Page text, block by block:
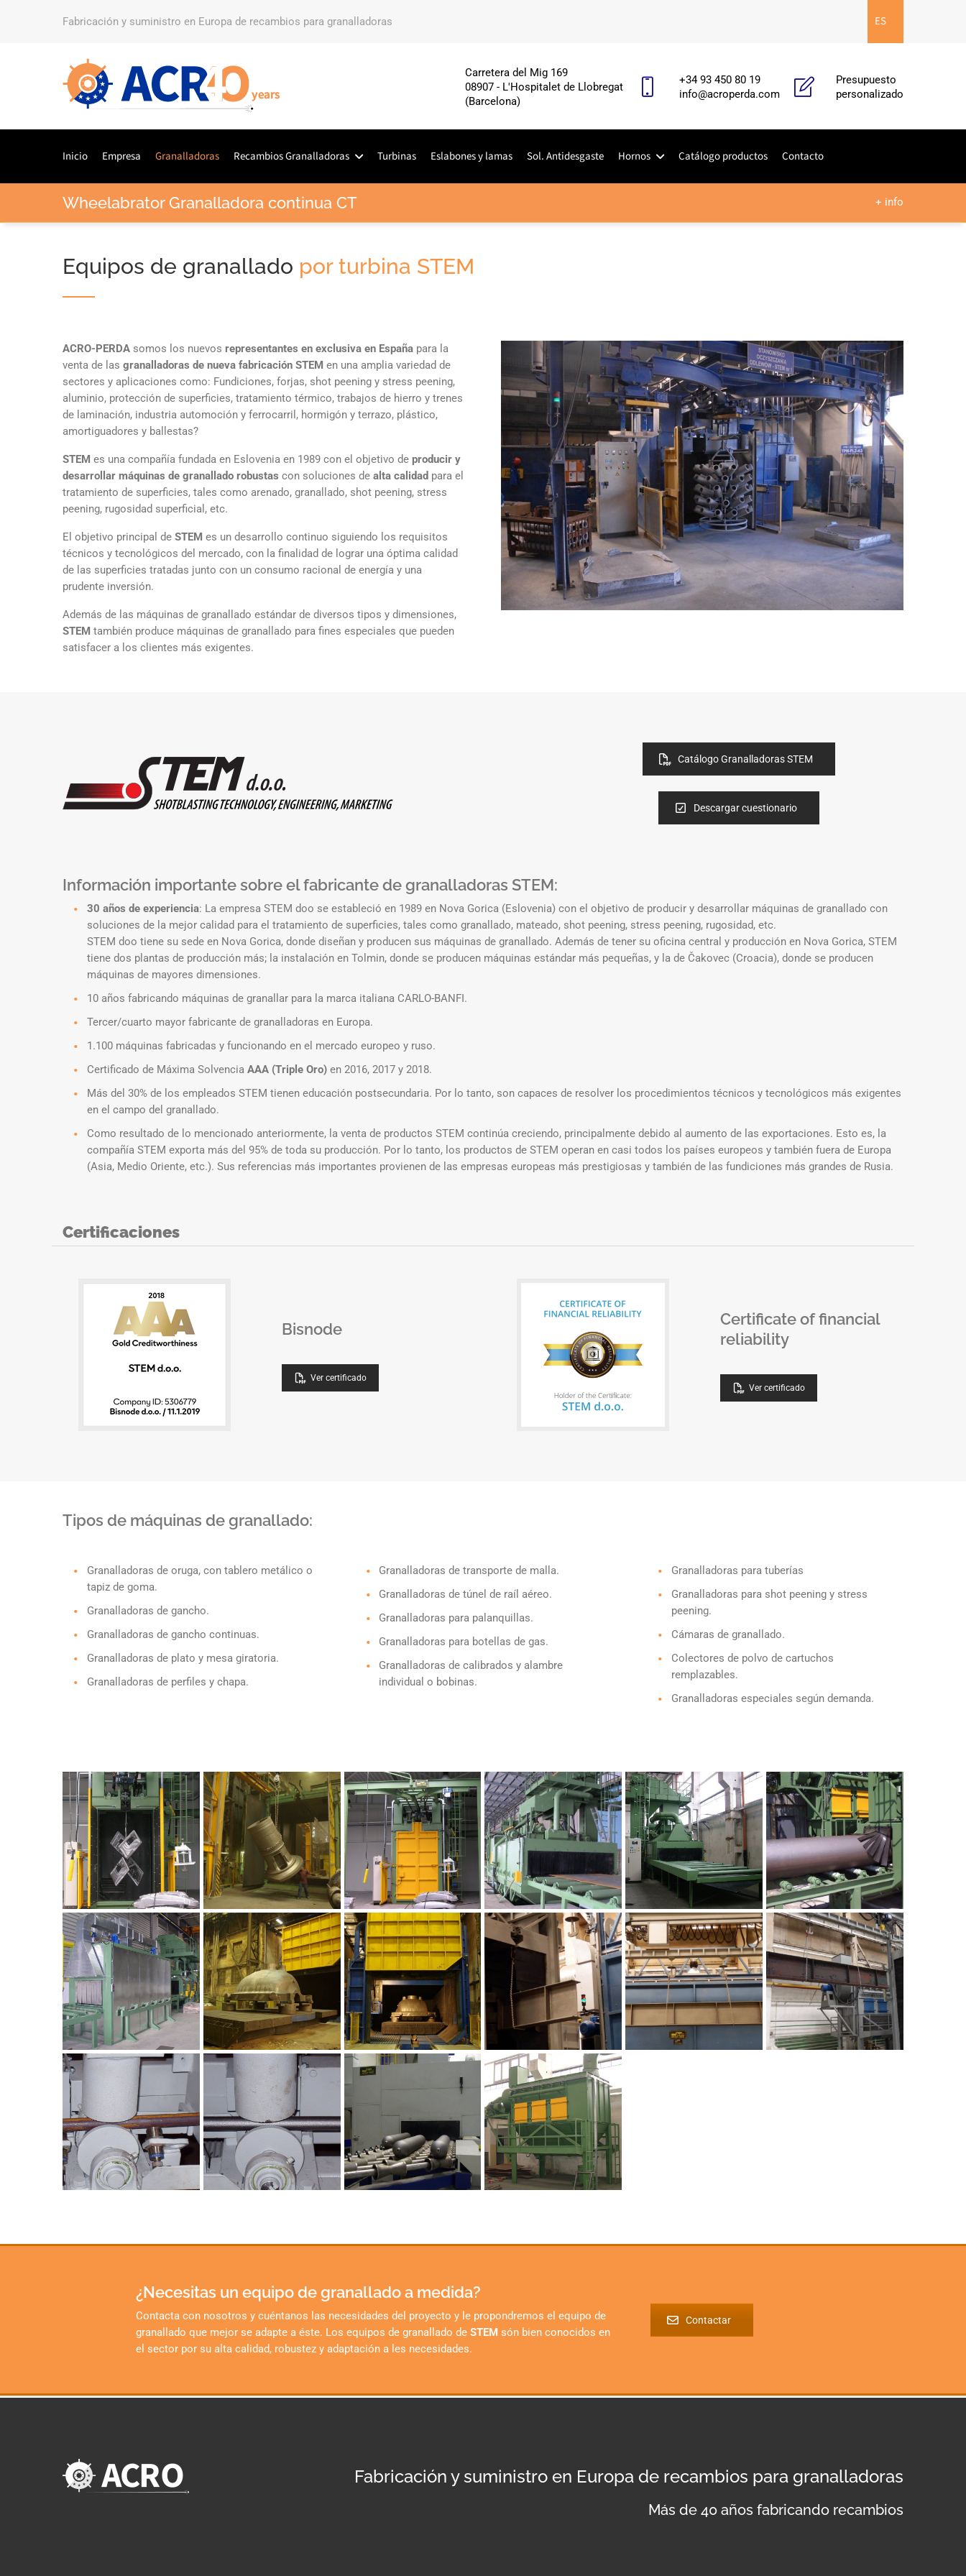
Fabricación y suministro en Europa de recambios para granalladoras ES
Carretera del Mig 169
08907 - L'Hospitalet de Llobregat
(Barcelona)
+34 93 450 80 19
info@acroperda.com
Presupuesto
personalizado
Inicio Empresa Granalladoras Recambios Granalladoras Turbinas Eslabones y lamas Sol. Antidesgaste Hornos Catálogo productos Contacto
Wheelabrator Granalladora continua CT + info
Equipos de granallado por turbina STEM
ACRO-PERDA somos los nuevos representantes en exclusiva en España para la
venta de las granalladoras de nueva fabricación STEM en una amplia variedad de
sectores y aplicaciones como: Fundiciones, forjas, shot peening y stress peening,
aluminio, protección de superficies, tratamiento térmico, trabajos de hierro y trenes
de laminación, industria automoción y ferrocarril, hormigón y terrazo, plástico,
amortiguadores y ballestas?
STEM es una compañía fundada en Eslovenia en 1989 con el objetivo de producir y
desarrollar máquinas de granallado robustas con soluciones de alta calidad para el
tratamiento de superficies, tales como arenado, granallado, shot peening, stress
peening, rugosidad superficial, etc.
El objetivo principal de STEM es un desarrollo continuo siguiendo los requisitos
técnicos y tecnológicos del mercado, con la finalidad de lograr una óptima calidad
de las superficies tratadas junto con un consumo racional de energía y una
prudente inversión.
Además de las máquinas de granallado estándar de diversos tipos y dimensiones,
STEM también produce máquinas de granallado para fines especiales que pueden
satisfacer a los clientes más exigentes.
Catálogo Granalladoras STEM
Descargar cuestionario
Información importante sobre el fabricante de granalladoras STEM:
30 años de experiencia: La empresa STEM doo se estableció en 1989 en Nova Gorica (Eslovenia) con el objetivo de producir y desarrollar máquinas de granallado con
soluciones de la mejor calidad para el tratamiento de superficies, tales como granallado, mateado, shot peening, stress peening, rugosidad, etc.
STEM doo tiene su sede en Nova Gorica, donde diseñan y producen sus máquinas de granallado. Además de tener su oficina central y producción en Nova Gorica, STEM
tiene dos plantas de producción más; la instalación en Tolmin, donde se producen máquinas estándar más pequeñas, y la de Čakovec (Croacia), donde se producen
máquinas de mayores dimensiones.
10 años fabricando máquinas de granallar para la marca italiana CARLO-BANFI.
Tercer/cuarto mayor fabricante de granalladoras en Europa.
1.100 máquinas fabricadas y funcionando en el mercado europeo y ruso.
Certificado de Máxima Solvencia AAA (Triple Oro)en 2016, 2017 y 2018.
Más del 30% de los empleados STEM tienen educación postsecundaria. Por lo tanto, son capaces de resolver los procedimientos técnicos y tecnológicos más exigentes
en el campo del granallado.
Como resultado de lo mencionado anteriormente, la venta de productos STEM continúa creciendo, principalmente debido al aumento de las exportaciones. Esto es, la
compañía STEM exporta más del 95% de toda su producción. Por lo tanto, los productos de STEM operan en casi todos los países europeos y también fuera de Europa
(Asia, Medio Oriente, etc.). Sus referencias más importantes provienen de las empresas europeas más prestigiosas y también de las fundiciones más grandes de Rusia.
Certificaciones
Bisnode
Ver certificado
Certificate of financial
reliability
Ver certificado
Tipos de máquinas de granallado:
Granalladoras de oruga, con tablero metálico o
tapiz de goma.
Granalladoras de gancho.
Granalladoras de gancho continuas.
Granalladoras de plato y mesa giratoria.
Granalladoras de perfiles y chapa.
Granalladoras de transporte de malla.
Granalladoras de túnel de raíl aéreo.
Granalladoras para palanquillas.
Granalladoras para botellas de gas.
Granalladoras de calibrados y alambre
individual o bobinas.
Granalladoras para tuberías
Granalladoras para shot peening y stress
peening.
Cámaras de granallado.
Colectores de polvo de cartuchos
remplazables.
Granalladoras especiales según demanda.
¿Necesitas un equipo de granallado a medida?
Contacta con nosotros y cuéntanos las necesidades del proyecto y le propondremos el equipo de
granallado que mejor se adapte a éste. Los equipos de granallado de STEM són bien conocidos en
el sector por su alta calidad, robustez y adaptación a les necesidades.
Contactar
Fabricación y suministro en Europa de recambios para granalladoras
Más de 40 años fabricando recambios